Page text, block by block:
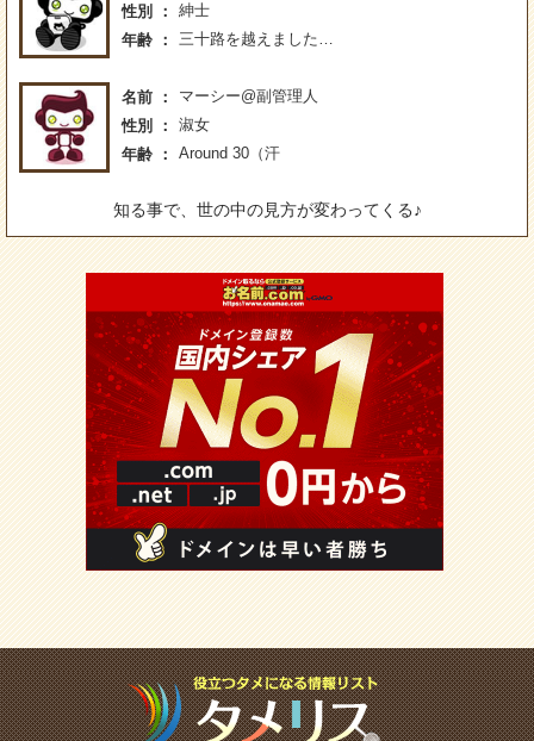
性別
紳士
年齢
三十路を越えました…
名前
マーシー@副管理人
性別
淑女
年齢
Around 30（汗
知る事で、世の中の見方が変わってくる♪